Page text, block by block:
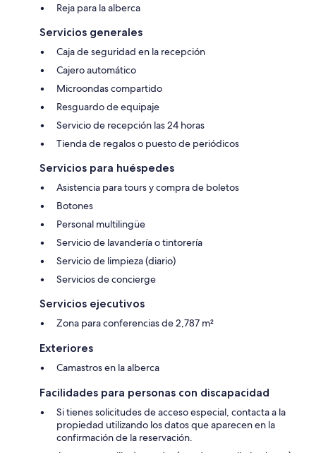
Reja para la alberca
Servicios generales
Caja de seguridad en la recepción
Cajero automático
Microondas compartido
Resguardo de equipaje
Servicio de recepción las 24 horas
Tienda de regalos o puesto de periódicos
Servicios para huéspedes
Asistencia para tours y compra de boletos
Botones
Personal multilingüe
Servicio de lavandería o tintorería
Servicio de limpieza (diario)
Servicios de concierge
Servicios ejecutivos
Zona para conferencias de 2,787 m²
Exteriores
Camastros en la alberca
Facilidades para personas con discapacidad
Si tienes solicitudes de acceso especial, contacta a la
propiedad utilizando los datos que aparecen en la
confirmación de la reservación.